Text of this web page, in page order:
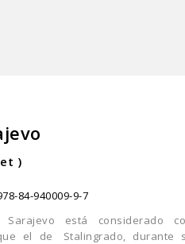
)
84-940009-9-7
Sarajevo está considerado
el de Stalingrado, durante